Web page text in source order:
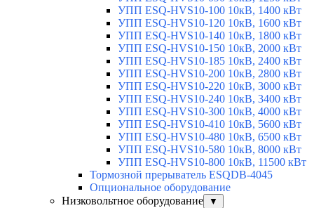
УПП ESQ-HVS10-100 10кВ, 1400 кВт
УПП ESQ-HVS10-120 10кВ, 1600 кВт
УПП ESQ-HVS10-140 10кВ, 1800 кВт
УПП ESQ-HVS10-150 10кВ, 2000 кВт
УПП ESQ-HVS10-185 10кВ, 2400 кВт
УПП ESQ-HVS10-200 10кВ, 2800 кВт
УПП ESQ-HVS10-220 10кВ, 3000 кВт
УПП ESQ-HVS10-240 10кВ, 3400 кВт
УПП ESQ-HVS10-300 10кВ, 4000 кВт
УПП ESQ-HVS10-410 10кВ, 5600 кВт
УПП ESQ-HVS10-480 10кВ, 6500 кВт
УПП ESQ-HVS10-580 10кВ, 8000 кВт
УПП ESQ-HVS10-800 10кВ, 11500 кВт
Тормозной прерыватель ESQDB-4045
Опциональное оборудование
Низковольтное оборудование
▼